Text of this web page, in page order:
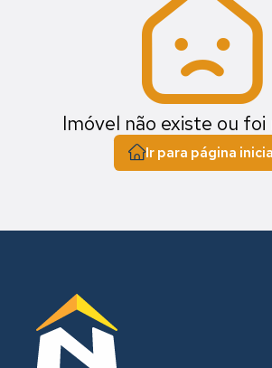
Imóvel não existe ou
Ir para página